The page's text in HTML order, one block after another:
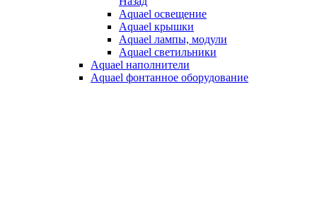
Aquael освещение
Aquael крышки
Aquael лампы, модули
Aquael светильники
Aquael наполнители
Aquael фонтанное оборудование